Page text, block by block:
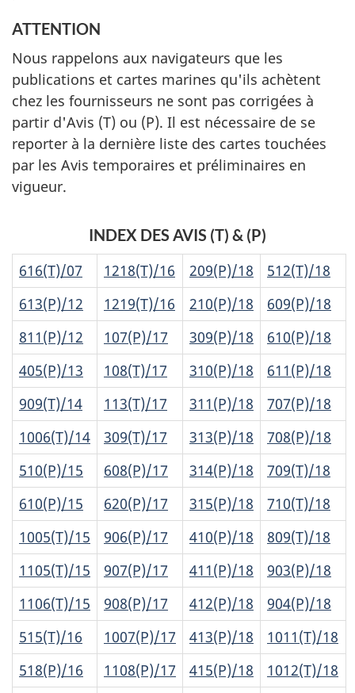
ATTENTION
Nous rappelons aux navigateurs que les
publications et cartes marines qu'ils achètent
chez les fournisseurs ne sont pas corrigées à
partir d'Avis (T) ou (P). Il est nécessaire de se
reporter à la dernière liste des cartes touchées
par les Avis temporaires et préliminaires en
vigueur.
INDEX DES AVIS (T) & (P)
616(T)/07
1218(T)/16 209(P)/18
512(T)/18
613(P)/12
1219(T)/16 210(P)/18
609(P)/18
811(P)/12
107(P)/17 309(P)/18
610(P)/18
405(P)/13
108(T)/17 310(P)/18
611(P)/18
909(T)/14
113(T)/17 311(P)/18
707(P)/18
1006(T)/14
309(T)/17 313(P)/18
708(P)/18
510(P)/15
608(P)/17 314(P)/18
709(T)/18
610(P)/15
620(P)/17 315(P)/18
710(T)/18
1005(T)/15
906(P)/17 410(P)/18
809(T)/18
1105(T)/15
907(P)/17 411(P)/18
903(P)/18
1106(T)/15
908(P)/17 412(P)/18
904(P)/18
515(T)/16
1007(P)/17 413(P)/18
1011(T)/18
518(P)/16
1108(P)/17 415(P)/18
1012(T)/18